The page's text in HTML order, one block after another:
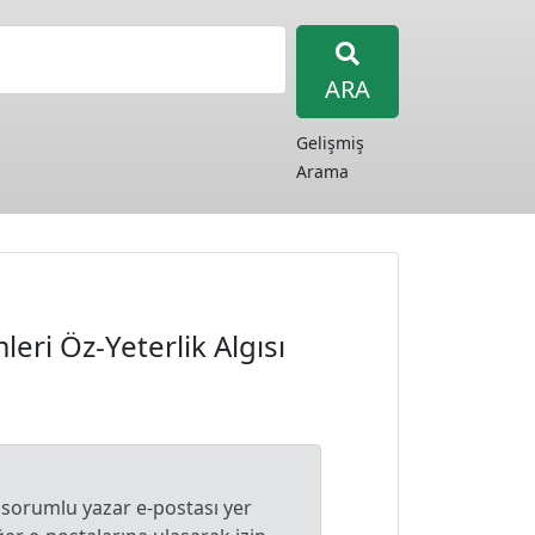
ARA
Gelişmiş
Arama
Öz-Yeterlik Algısı
yazar e-postası yer